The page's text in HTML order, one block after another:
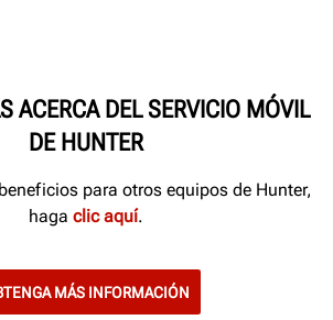
ACERCA DEL SERVICIO MÓVIL
DE HUNTER
para otros equipos de Hunter,
haga clic aquí.
MÁS INFORMACIÓN